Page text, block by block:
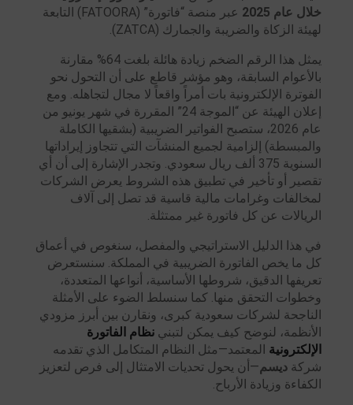
خلال عام 2025
عبر منصة “فاتورة” (FATOORA) التابعة
لهيئة الزكاة والضريبة والجمارك (ZATCA).
يمثل هذا الرقم الضخم زيادة هائلة بلغت 64% مقارنة
بالأعوام السابقة، وهو مؤشر قاطع على أن التحول نحو
الفوترة الإلكترونية بات أمراً واقعاً لا مجال لتجاهله. ومع
إعلان الهيئة عن “الموجة 24” المقررة في شهر يونيو من
عام 2026، ستصبح الفواتير الضريبية (بشقيها الكاملة
والمبسطة) إلزامية لجميع المنشآت التي تتجاوز إيراداتها
السنوية 375 ألف ريال سعودي. وتجدر الإشارة إلى أن أي
تقصير أو تأخير في تطبيق هذه الشروط يعرض الشركات
لمخالفات وغرامات مالية قاسية قد تصل إلى آلاف
الريالات عن كل فاتورة غير ممتثلة.
في هذا الدليل الاستراتيجي والمفصل، سنغوص في أعماق
كل ما يخص الفاتورة الضريبية في المملكة. سنستعرض
تعريفها الدقيق، شروطها الأساسية، أنواعها المتعددة،
وخطوات التحقق منها. كما سنسلط الضوء على الأمثلة
الناجحة لشركات سعودية كبرى، ونقارن بين أبرز مزودي
الأنظمة، لنوضح كيف يمكن لتبني نظام الفاتورة
الإلكترونية المعتمد—مثل النظام المتكامل الذي تقدمه
شركة ديسم—أن يحول تحديات الامتثال إلى فرص لتعزيز
الكفاءة وزيادة الأرباح.